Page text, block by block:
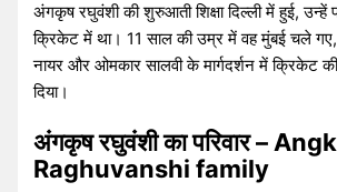
अंगकृष रघुवंशी की शुरुआती शिक्षा दिल्ली में हुई, उन्हें
क्रिकेट में था। 11 साल की उम्र में वह मुंबई चले
नायर और ओमकार सालवी के मार्गदर्शन में क्रिकेट
दिया।
अंगकृष रघुवंशीका परिवार –
Raghuvanshi family